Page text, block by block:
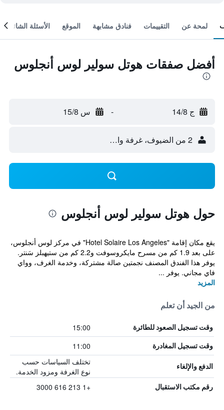
لمحة عن التقييمات فنادق مشابهة الموقع الأسئلة الشائعة
أفضل صفقات هوتل سولير لوس أنجلوس
ج 14/8 - س 15/8
2 من الضيوف، غرفة واحدة
حول هوتل سولير لوس أنجلوس
يقع مكان إقامة "Hotel Solaire Los Angeles" في مركز لوس أنجلوس،
على بعد 1.9 كم من مسرح مايكروسوفت و2.2 كم من ستيهبلز سَنتر.
يوفر هذا الفندق المصنف نجمتين صالة مشتركة، وخدمة الغرف، وواي
فاي مجاني. يوفر ...
المزيد
من الجيد أن تعلم
وقت تسجيل الصعود للطائرة 15:00
وقت تسجيل المغادرة 11:00
الدفع والإلغاء
تختلف السياسات حسب
نوع الغرفة ومزود الخدمة.
رقم مكتب الاستقبال +1 213 616 3000